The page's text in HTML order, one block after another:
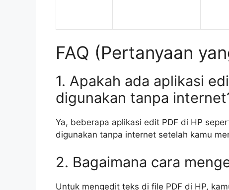
FAQ (Pertanyaan
1. Apakah ada aplikasi
digunakan tanpa
Ya, beberapa aplikasi edit PDF di HP
digunakan tanpa internet setelah kamu
2. Bagaimana cara
Untuk mengedit teks di file PDF di HP,